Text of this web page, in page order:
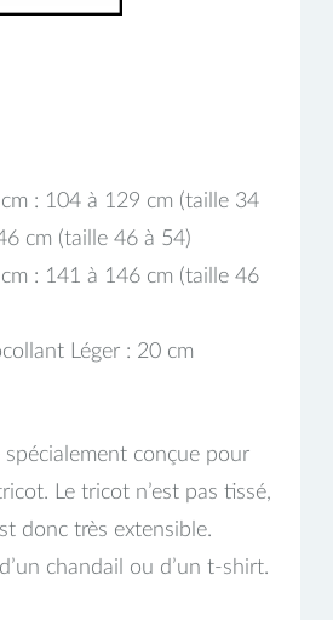
: 104 à 129 cm (taille 34
cm (taille 46 à 54)
: 141 à 146 cm (taille 46
Léger : 20 cm
conçue pour
Le tricot n’est pas tissé,
donc très extensible.
chandail ou d’un t-shirt.